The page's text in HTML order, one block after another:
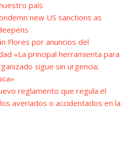
país
new US sanctions as
Flores por anuncios del
«La principal herramienta para
sigue sin urgencia;
reglamento que regula el
averiados o accidentados en la